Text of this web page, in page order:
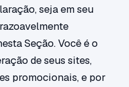
seja em seu
Seção. Você é o
de seus sites,
promocionais, e por